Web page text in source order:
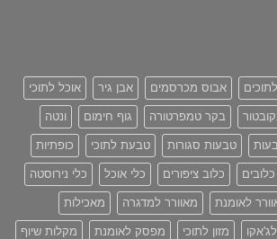
אבוס מכרסמים אבן גיר אוכל לתוכי
בקר טמפרטורה גוף חימום ונטה
טבעות סגורות טבעת לתוכי כופתיות
כלובים כלוב ציפורים כלי אוכל כלי נירוסטה
לאומנת מאוורר למדגרה מאכילות
לג'אקו מזון לתוכי מפסק לאומנת מקלות שיוף